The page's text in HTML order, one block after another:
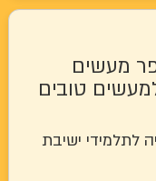
טובים
ישיבת